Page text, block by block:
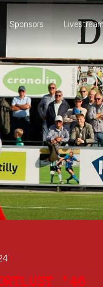
Sponsors
’46